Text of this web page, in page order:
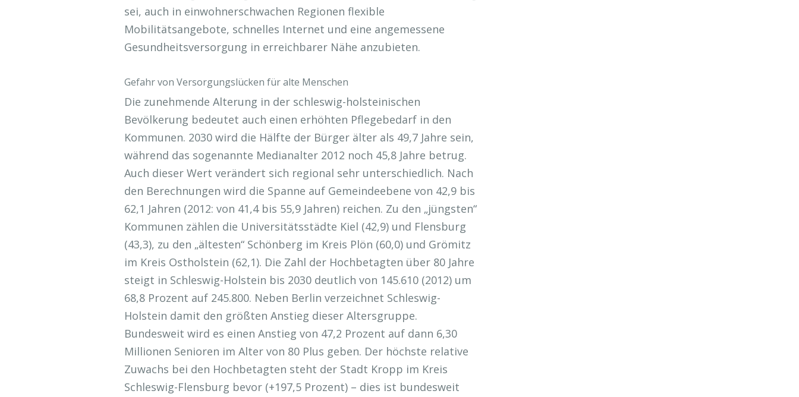
sei, auch in einwohnerschwachen Regionen flexible
Mobilitätsangebote, schnelles Internet und eine angemessene
Gesundheitsversorgung in erreichbarer Nähe anzubieten.
Gefahr von Versorgungslücken für alte Menschen
Die zunehmende Alterung in der schleswig-holsteinischen
Bevölkerung bedeutet auch einen erhöhten Pflegebedarf in den
Kommunen. 2030 wird die Hälfte der Bürger älter als 49,7 Jahre sein,
während das sogenannte Medianalter 2012 noch 45,8 Jahre betrug.
Auch dieser Wert verändert sich regional sehr unterschiedlich. Nach
den Berechnungen wird die Spanne auf Gemeindeebene von 42,9 bis
62,1 Jahren (2012: von 41,4 bis 55,9 Jahren) reichen. Zu den „jüngsten“
Kommunen zählen die Universitätsstädte Kiel (42,9) und Flensburg
(43,3), zu den „ältesten“ Schönberg im Kreis Plön (60,0) und Grömitz
im Kreis Ostholstein (62,1). Die Zahl der Hochbetagten über 80 Jahre
steigt in Schleswig-Holstein bis 2030 deutlich von 145.610 (2012) um
68,8 Prozent auf 245.800. Neben Berlin verzeichnet Schleswig-
Holstein damit den größten Anstieg dieser Altersgruppe.
Bundesweit wird es einen Anstieg von 47,2 Prozent auf dann 6,30
Millionen Senioren im Alter von 80 Plus geben. Der höchste relative
Zuwachs bei den Hochbetagten steht der Stadt Kropp im Kreis
Schleswig-Flensburg bevor (+197,5 Prozent) – dies ist bundesweit